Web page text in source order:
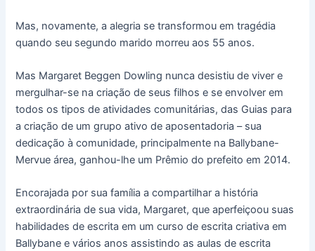
Mas, novamente, a alegria se transformou em tragédia
quando seu segundo marido morreu aos 55 anos.
Mas Margaret Beggen Dowling nunca desistiu de viver e
mergulhar-se na criação de seus filhos e se envolver em
todos os tipos de atividades comunitárias, das Guias para
a criação de um grupo ativo de aposentadoria – sua
dedicação à comunidade, principalmente na Ballybane-
Mervue área, ganhou-lhe um Prêmio do prefeito em 2014.
Encorajada por sua família a compartilhar a história
extraordinária de sua vida, Margaret, que aperfeiçoou suas
habilidades de escrita em um curso de escrita criativa em
Ballybane e vários anos assistindo as aulas de escrita